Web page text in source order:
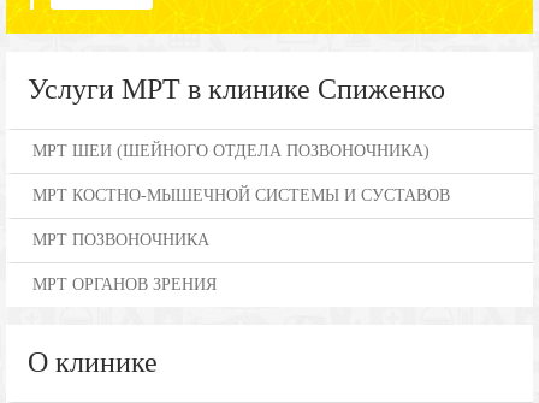
Услуги МРТ в клинике Спиженко
МРТ ШЕИ (ШЕЙНОГО ОТДЕЛА ПОЗВОНОЧНИКА)
МРТ КОСТНО-МЫШЕЧНОЙ СИСТЕМЫ И СУСТАВОВ
МРТ ПОЗВОНОЧНИКА
МРТ ОРГАНОВ ЗРЕНИЯ
О клинике